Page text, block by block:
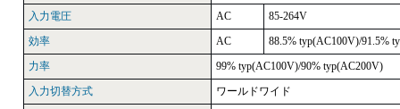
入力電圧
AC
85-264V
効率
AC
88.5% typ(AC100V)/91.5%
力率
99% typ(AC100V)/90% typ(AC200V)
入力切替方式
ワールドワイド